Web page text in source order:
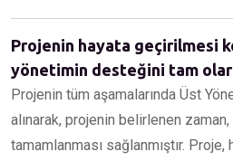
Projenin hayata geçirilmesi
yönetimin desteğini tam
Projenin tüm aşamalarında Üst
alınarak, projenin belirlenen
tamamlanması sağlanmıştır.